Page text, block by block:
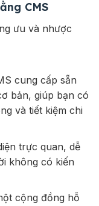
CMS
ưu và nhược
cung cấp sẵn
bản, giúp bạn có
và tiết kiệm chi
trực quan, dễ
không có kiến
cộng đồng hỗ